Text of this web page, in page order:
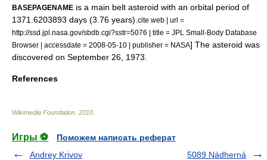
BASEPAGENAME is a main belt asteroid with an orbital period of
1371.6203893 days (3.76 years). cite web | url =
http://ssd.jpl.nasa.gov/sbdb.cgi?sstr=5076 | title = JPL Small-Body Database
Browser | accessdate = 2008-05-10 | publisher = NASA] The asteroid was
discovered on September 26 1973
References
Wikimedia Foundation 2010
Игры ⚽
Поможем написать реферат
Andrey Krivov
5089 Nádherná